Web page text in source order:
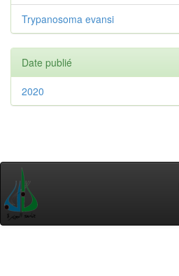
Trypanosoma evansi
Date publié
2020